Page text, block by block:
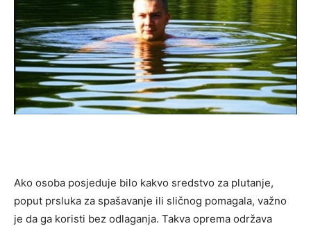
Ako osoba posjeduje bilo kakvo sredstvo za plutanje,
poput prsluka za spašavanje ili sličnog pomagala, važno
je da ga koristi bez odlaganja. Takva oprema održava